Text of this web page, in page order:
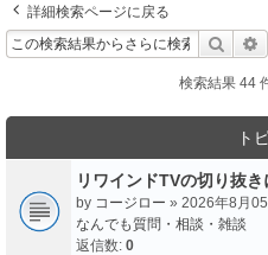
詳細検索ページに戻る
検索
検索結果 44
ト
リワインドTVの切り抜き
by コージロー » 2026年8月
なんでも質問・相談・雑談
返信数: 0